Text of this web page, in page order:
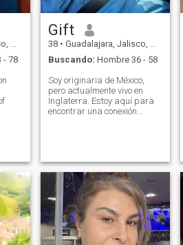
- 78
to
a
Gift
38 • Guadalajara, Jalisco, México
Buscando: Hombre 36 - 58
Soy originaria de México,
pero actualmente vivo en
Inglaterra. Estoy aquí para
encontrar una conexión
tradicional donde el amor, la
confianza y el apoyo fluyan
en ambas direcciones. Creo
en la lealtad.